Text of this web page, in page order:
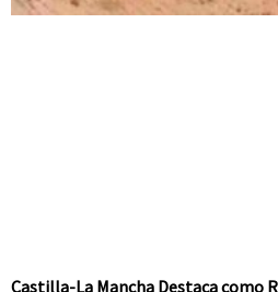
Castilla-La Mancha Destaca como